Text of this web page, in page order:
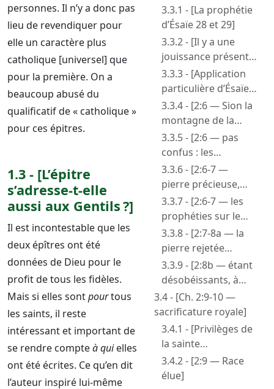
personnes. Il n’y a donc pas
lieu de revendiquer pour
elle un caractère plus
catholique [universel] que
pour la première. On a
beaucoup abusé du
qualificatif de « catholique »
pour ces épitres.
1.3 - [L’épitre
s’adresse-t-elle
aussi aux Gentils ?]
Il est incontestable que les
deux épîtres ont été
données de Dieu pour le
profit de tous les fidèles.
Mais si elles sontpourtous
les saints, il reste
intéressant et important de
se rendre compteà quielles
ont été écrites. Ce qu’en dit
l’auteur inspiré lui-même
angulaire selon la
prophétie de l’Ancien
Testament]
3.3.1 - [La prophétie
d’Ésaïe 28 et 29]
3.3.2 - [Il y a une
jouissance présente
dans la maison
spirituelle et la
sainte sacrificature]
3.3.3 - [Application
particulière d’Ésaïe
28 selon Rom. 10]
3.3.4 - [2:6 — Sion la
montagne de la
grâce. Celui qui croit
ne sera pas confus]
3.3.5 - [2:6 — pas
confus : les
souffrances en
attendant la gloire]
3.3.6 - [2:6-7 —
pierre précieuse,
pierre qui a du prix]
3.3.7 - [2:6-7 — les
prophéties sur le
rejet de Christ
deviennent claires]
3.3.8 - [2:7-8a — la
pierre rejetée
devenue maitresse
pierre de coin]
3.3.9 - [2:8b — étant
désobéissants, à
quoi aussi ils ont été
destinés]
3.4 - [Ch. 2:9-10 —
sacrificature royale]
3.4.1 - [Privilèges de
la sainte
sacrificature : Culte
et adoration]
3.4.2 - [2:9 — Race
élue]